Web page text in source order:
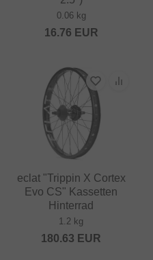
0.06 kg
16.76 EUR
eclat "Trippin X Cortex
Evo CS" Kassetten
Hinterrad
1.2 kg
180.63 EUR